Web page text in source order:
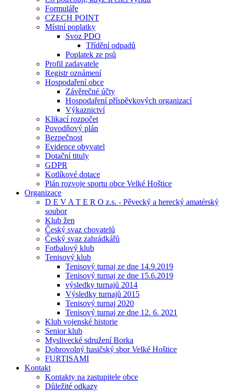
Formuláře
CZECH POINT
Místní poplatky
Svoz PDO
Třídění odpadů
Poplatek ze psů
Profil zadavatele
Registr oznámení
Hospodaření obce
Závěrečné účty
Hospodaření příspěvkových organizací
Výkaznictví
Klikací rozpočet
Povodňový plán
Bezpečnost
Evidence obyvatel
Dotační tituly
GDPR
Kotlíkové dotace
Plán rozvoje sportu obce Velké Hoštice
Organizace
D E V A T E R O z.s. - Pěvecký a herecký amatérský
soubor
Klub žen
Český svaz chovatelů
Český svaz zahrádkářů
Fotbalový klub
Tenisový klub
Tenisový turnaj ze dne 14.9.2019
Tenisový turnaj ze dne 15.6.2019
výsledky turnajů 2014
Výsledky turnajů 2015
Tenisový turnaj 2020
Tenisový turnaj ze dne 12. 6. 2021
Klub vojenské historie
Senior klub
Myslivecké sdružení Borka
Dobrovolný hasičský sbor Velké Hoštice
FURTISAMI
Kontakt
Kontakty na zastupitele obce
Důležité odkazy